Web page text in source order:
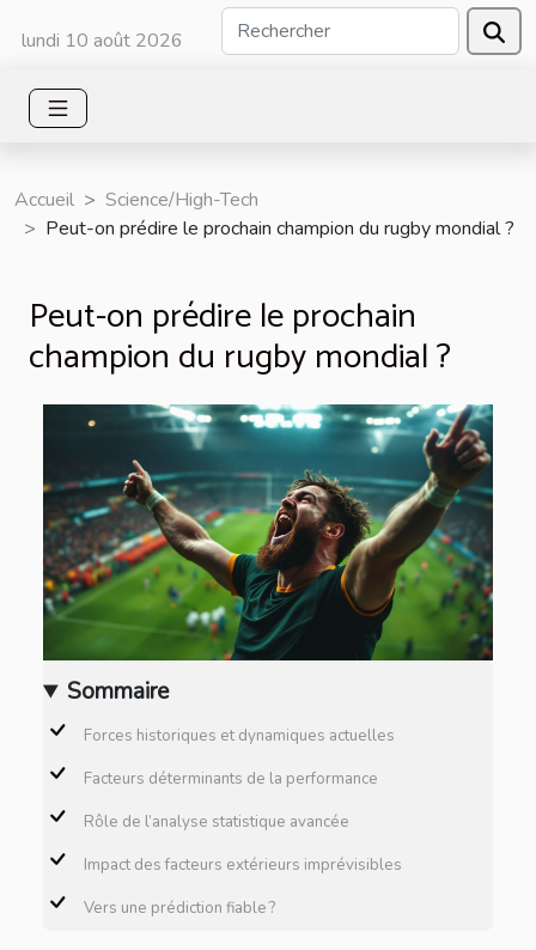
lundi 10 août 2026
Accueil
Science/High-Tech
Peut-on prédire le prochain champion du rugby mondial ?
Peut-on prédire le prochain
champion du rugby mondial ?
Sommaire
Forces historiques et dynamiques actuelles
Facteurs déterminants de la performance
Rôle de l’analyse statistique avancée
Impact des facteurs extérieurs imprévisibles
Vers une prédiction fiable ?